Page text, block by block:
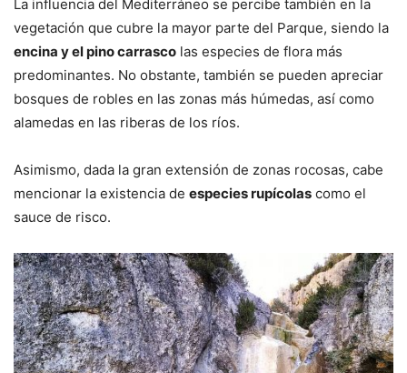
La influencia del Mediterráneo se percibe también en la
vegetación que cubre la mayor parte del Parque, siendo la
encina y el pino carrasco las especies de flora más
predominantes. No obstante, también se pueden apreciar
bosques de robles en las zonas más húmedas, así como
alamedas en las riberas de los ríos.
Asimismo, dada la gran extensión de zonas rocosas, cabe
mencionar la existencia de especies rupícolas como el
sauce de risco.